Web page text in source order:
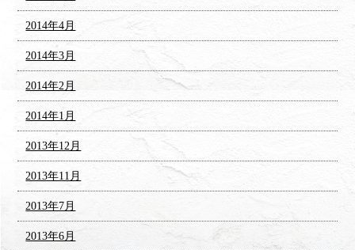
2014年4月
2014年3月
2014年2月
2014年1月
2013年12月
2013年11月
2013年7月
2013年6月